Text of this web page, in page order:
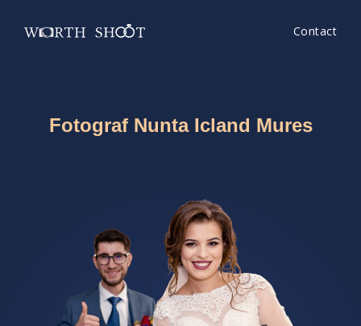
Contact
Fotograf Nunta Icland Mures